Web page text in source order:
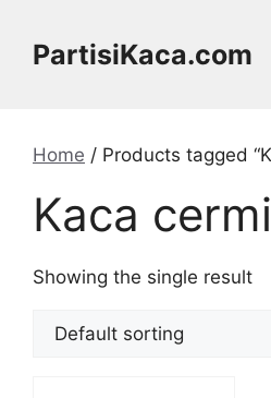
contentPartisiKaca.com
Home / Products tagged
Kaca
Showing the single result